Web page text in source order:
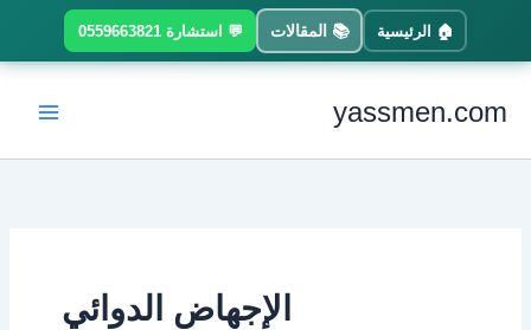
content
yassmen.com
الإجهاض الدوائي
🏠 الرئيسية 📚 المقالات 💬 استشارة 0559663821